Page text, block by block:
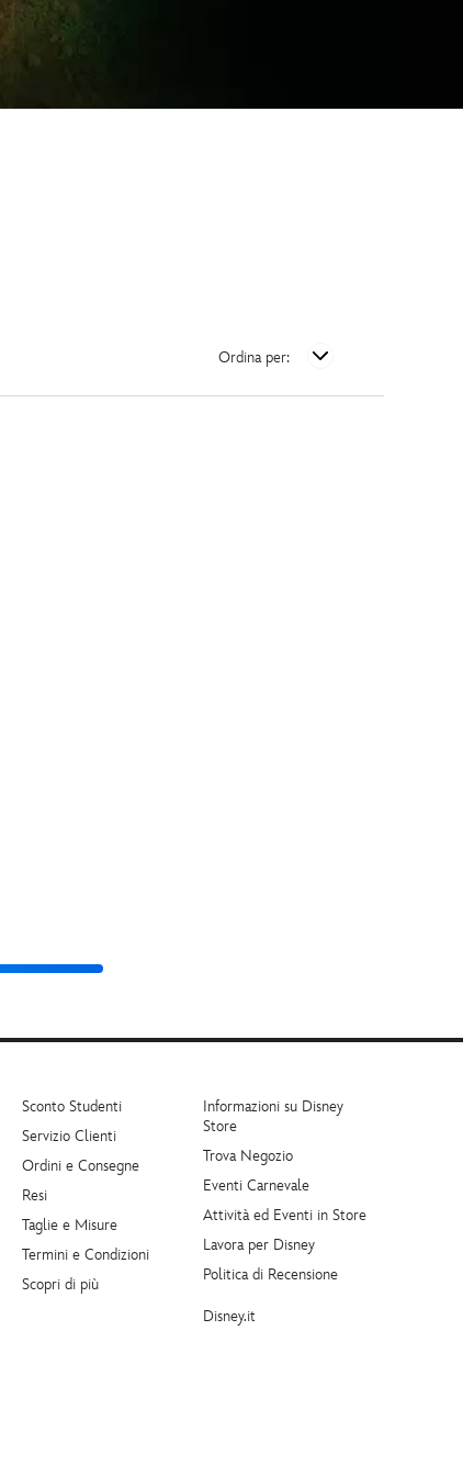
Ordina per:
Sconto Studenti
Servizio Clienti
Ordini e Consegne
Resi
Taglie e Misure
Termini e Condizioni
Scopri di più
Informazioni su Disney
Store
Trova Negozio
Eventi Carnevale
Attività ed Eventi in Store
Lavora per Disney
Politica di Recensione
Disney.it